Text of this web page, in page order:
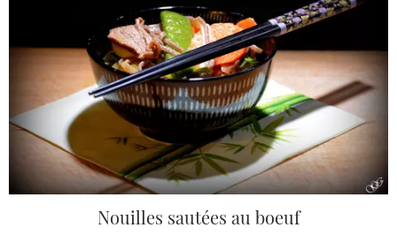
Nouilles sautées au boeuf